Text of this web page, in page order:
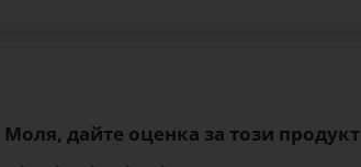
Моля, дайте оценка за този продукт